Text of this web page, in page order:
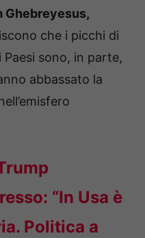
Ghebreyesus,
che i picchi di
sono, in parte,
abbassato la
“In Usa è
Politica a